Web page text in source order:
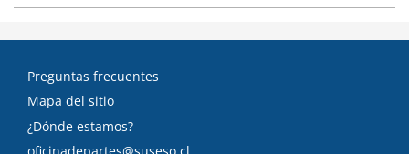
Preguntas frecuentes
Mapa del sitio
¿Dónde estamos?